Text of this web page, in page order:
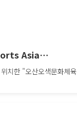
Asia…
치한 "오산오색문화체